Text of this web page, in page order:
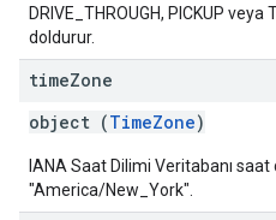
DRIVE_THROUGH, PICKUP veya
doldurur.
timeZone
object (TimeZone)
IANA Saat Dilimi Veritabanı saat
"America/New_York".